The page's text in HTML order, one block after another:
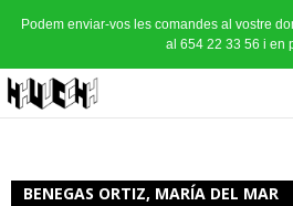
Podem enviar-vos les comandes al vostre
al 654 22 33 56 i en
BENEGAS ORTIZ, MARÍA DEL MAR